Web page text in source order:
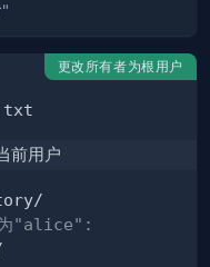
更改所有者为根用户
前用户
为"alice":